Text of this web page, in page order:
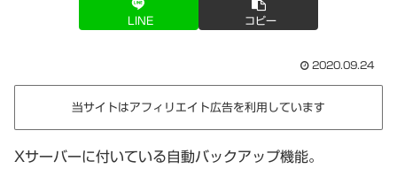
LINE コピー
2020.09.24
当サイトはアフィリエイト広告を利用しています
Xサーバーに付いている自動バックアップ機能。